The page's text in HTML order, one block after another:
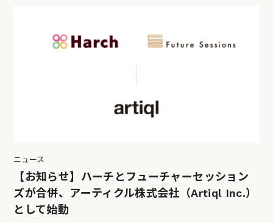
ニュース
【お知らせ】ハーチとフューチャーセッション
ズが合併、アーティクル株式会社（Artiql Inc.）
として始動